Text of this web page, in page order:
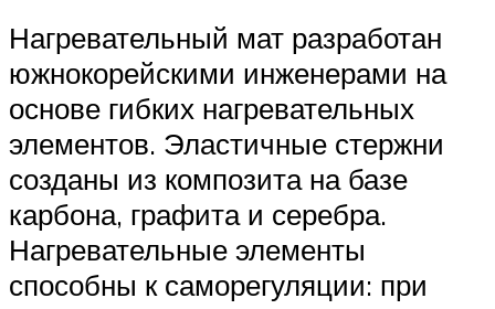
Нагревательный мат разработан
южнокорейскими инженерами на
основе гибких нагревательных
элементов. Эластичные стержни
созданы из композита на базе
карбона, графита и серебра.
Нагревательные элементы
способны к саморегуляции: при